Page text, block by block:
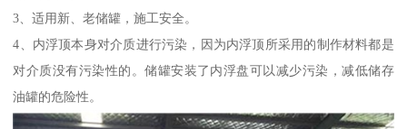
3、适用新、老储罐，施工安全。
4、内浮顶本身对介质进行污染，因为内浮顶所采用的制作材料都是
对介质没有污染性的。储罐安装了内浮盘可以减少污染，减低储存
油罐的危险性。